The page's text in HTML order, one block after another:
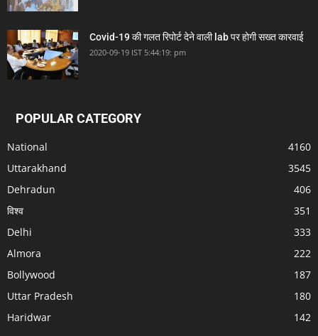
Covid-19 की गलत रिपोर्ट देने वाली lab पर होगी सख्त कारवाई
2020-09-19 IST 5:44:19: pm
POPULAR CATEGORY
National
4160
Uttarakhand
3545
Dehradun
406
विश्व
351
Delhi
333
Almora
222
Bollywood
187
Uttar Pradesh
180
Haridwar
142